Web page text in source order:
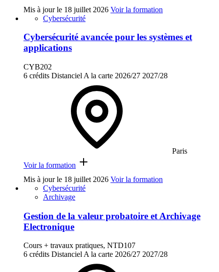
Mis à jour le 18 juillet 2026 Voir la formation
Cybersécurité
Cybersécurité avancée pour les systèmes et
applications
CYB202
6 crédits Distanciel A la carte 2026/27 2027/28
Paris
Voir la formation
Mis à jour le 18 juillet 2026 Voir la formation
Cybersécurité
Archivage
Gestion de la valeur probatoire et Archivage
Electronique
Cours + travaux pratiques, NTD107
6 crédits Distanciel A la carte 2026/27 2027/28